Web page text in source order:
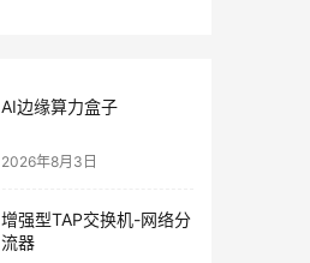
AI边缘算力盒子
2026年8月3日
增强型TAP交换机-网络分
流器